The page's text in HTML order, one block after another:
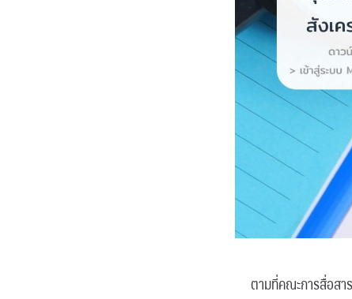
ตามที่คณะการสื่อสา